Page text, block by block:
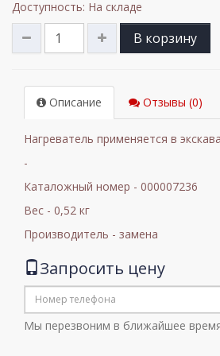
Доступность: На складе
В корзину
Описание Отзывы (0)
Нагреватель применяется в
-
Каталожный номер - 000007236
Вес - 0,52 кг
Производитель - замена
Запросить цену
Мы перезвоним в ближайшее